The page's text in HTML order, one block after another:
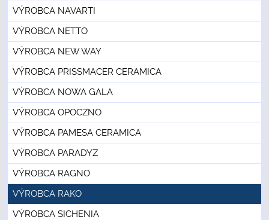
VÝROBCA NAVARTI
VÝROBCA NETTO
VÝROBCA NEW WAY
VÝROBCA PRISSMACER CERAMICA
VÝROBCA NOWA GALA
VÝROBCA OPOCZNO
VÝROBCA PAMESA CERAMICA
VÝROBCA PARADYZ
VÝROBCA RAGNO
VÝROBCA RAKO
VÝROBCA SICHENIA